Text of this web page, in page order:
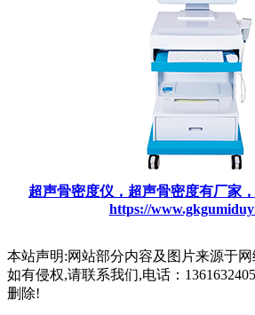
超声骨密度仪，超声骨密度有厂家
https://
本站声明:网站部分内容及图片来源于网
如有侵权,请联系我们,电话：
删除!